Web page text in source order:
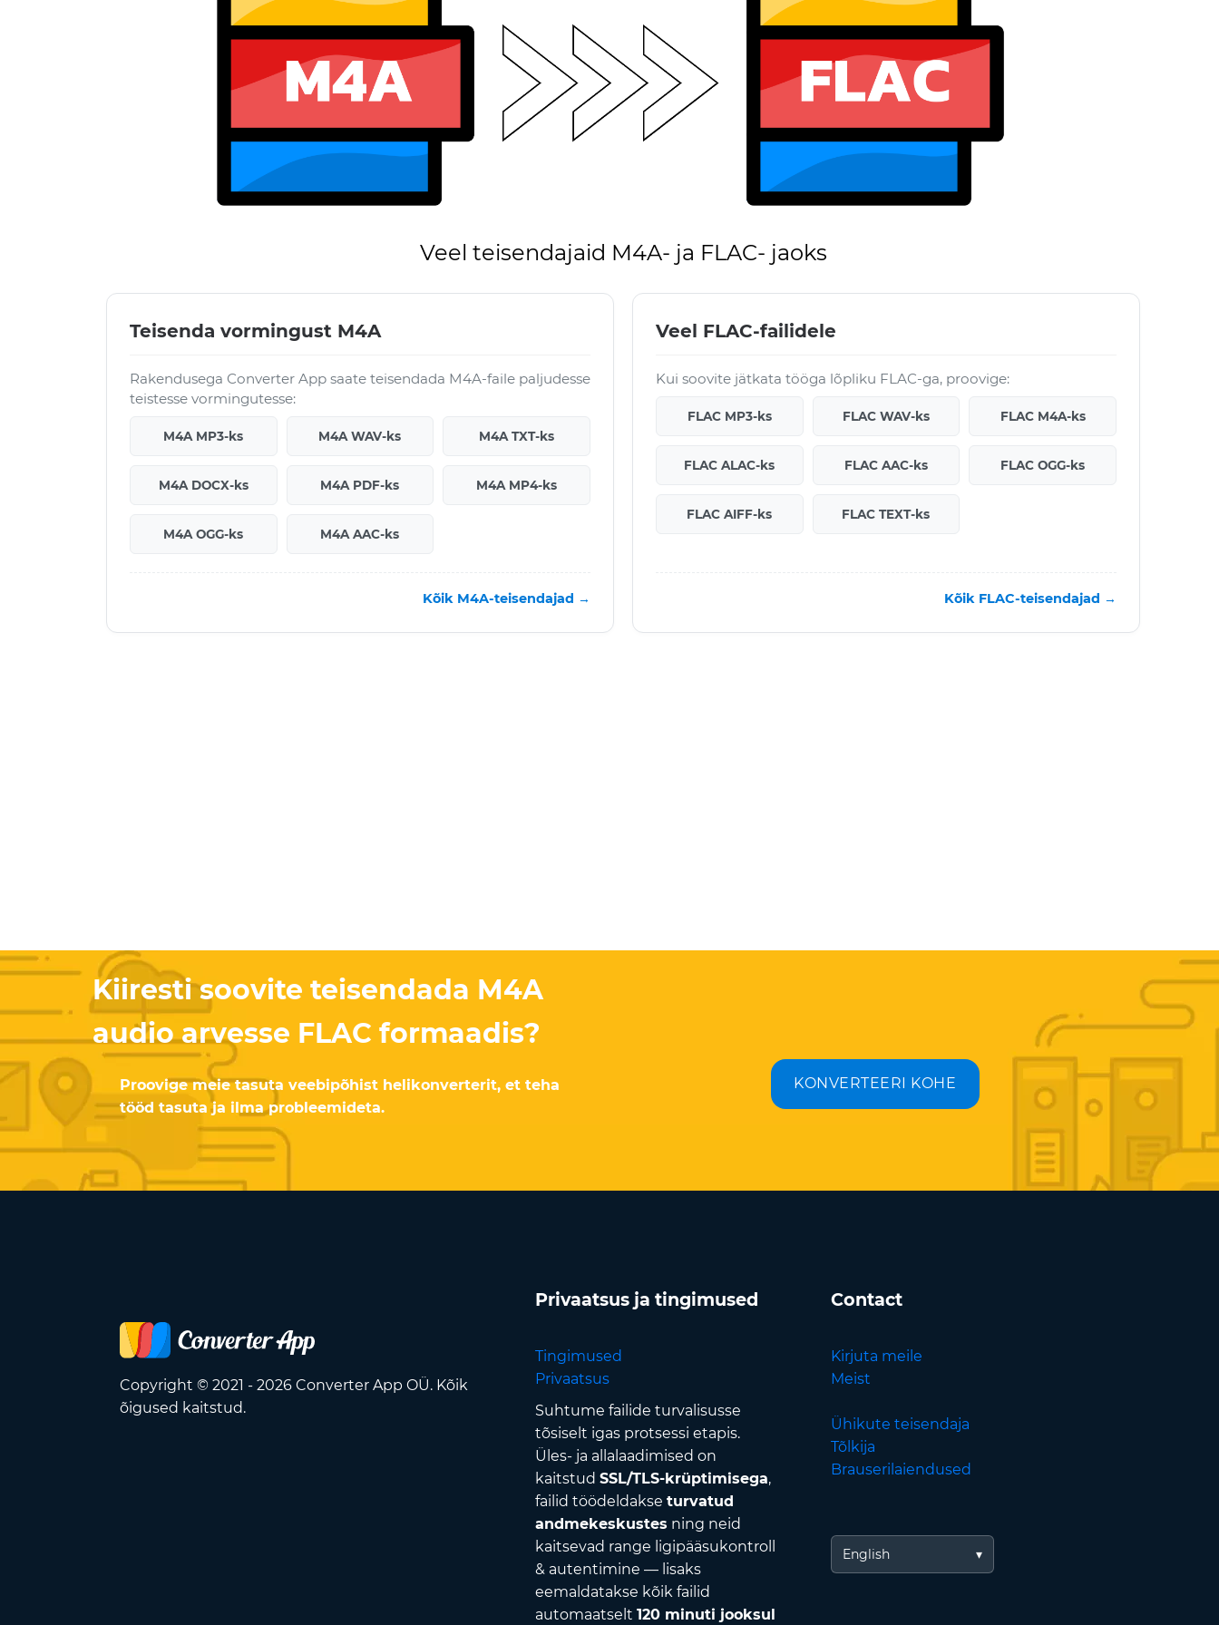
Veel teisendajaid M4A- ja FLAC- jaoks
Teisenda vormingust M4A
Rakendusega Converter App saate teisendada M4A-faile paljudesse
teistesse vormingutesse:
M4A MP3-ks M4A WAV-ks M4A TXT-ks
M4A DOCX-ks M4A PDF-ks M4A MP4-ks
M4A OGG-ks M4A AAC-ks
Kõik M4A-teisendajad →
Veel FLAC-failidele
Kui soovite jätkata tööga lõpliku FLAC-ga, proovige:
FLAC MP3-ks FLAC WAV-ks FLAC M4A-ks
FLAC ALAC-ks FLAC AAC-ks FLAC OGG-ks
FLAC AIFF-ks FLAC TEXT-ks
Kõik FLAC-teisendajad →
Kiiresti soovite teisendada M4A
audio arvesse FLAC formaadis?
Proovige meie tasuta veebipõhist helikonverterit, et teha
tööd tasuta ja ilma probleemideta.
KONVERTEERI KOHE
Copyright © 2021 - 2026 Converter App OÜ. Kõik
õigused kaitstud.
Privaatsus ja tingimused
Tingimused
Privaatsus
Suhtume failide turvalisusse
tõsiselt igas protsessi etapis.
Üles- ja allalaadimised on
kaitstud SSL/TLS-krüptimisega,
failid töödeldakse turvatud
andmekeskustes ning neid
kaitsevad range ligipääsukontroll
& autentimine — lisaks
eemaldatakse kõik failid
automaatselt 120 minuti jooksul
Contact
Kirjuta meile
Meist
Ühikute teisendaja
Tõlkija
Brauserilaiendused
English